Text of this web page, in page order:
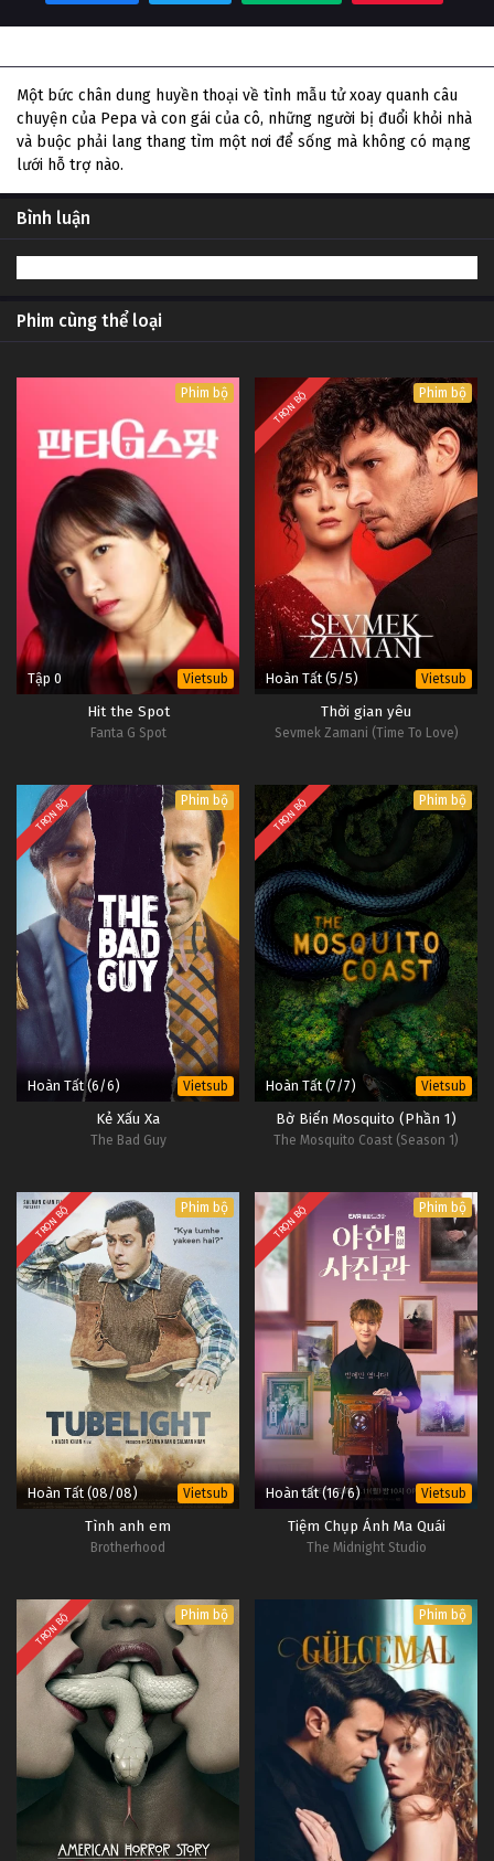
Một bức chân dung huyền thoại về tình mẫu tử xoay quanh câu
chuyện của Pepa và con gái của cô, những người bị đuổi khỏi nhà
và buộc phải lang thang tìm một nơi để sống mà không có mạng
lưới hỗ trợ nào.
Bình luận
Phim cùng thể loại
Phim bộ
Tập 0 Vietsub
Hit the Spot
Fanta G Spot
TRỌN BỘ Phim bộ
Hoàn Tất (5/5) Vietsub
Thời gian yêu
Sevmek Zamani (Time To Love)
TRỌN BỘ Phim bộ
Hoàn Tất (6/6) Vietsub
Kẻ Xấu Xa
The Bad Guy
TRỌN BỘ Phim bộ
Hoàn Tất (7/7) Vietsub
Bờ Biển Mosquito (Phần 1)
The Mosquito Coast (Season 1)
TRỌN BỘ Phim bộ
Hoàn Tất (08/08) Vietsub
Tình anh em
Brotherhood
TRỌN BỘ Phim bộ
Hoàn tất (16/6) Vietsub
Tiệm Chụp Ảnh Ma Quái
The Midnight Studio
TRỌN BỘ Phim bộ Phim bộ